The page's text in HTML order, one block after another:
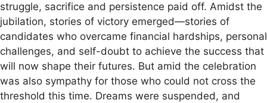
struggle, sacrifice and persistence paid off. Amidst the
jubilation, stories of victory emerged—stories of
candidates who overcame financial hardships, personal
challenges, and self-doubt to achieve the success that
will now shape their futures. But amid the celebration
was also sympathy for those who could not cross the
threshold this time. Dreams were suspended, and